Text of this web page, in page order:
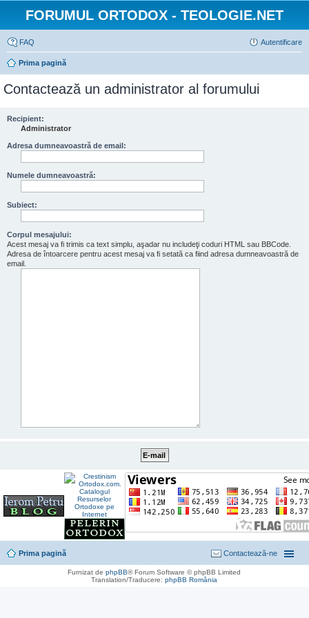
FORUMUL ORTODOX - TEOLOGIE.NET
FAQ Autentificare
Prima pagină
Contactează un administrator al forumului
Recipient:
Administrator
Adresa dumneavoastră de email:
Numele dumneavoastră:
Subiect:
Corpul mesajului:
Acest mesaj va fi trimis ca text simplu, aşadar nu includeţi coduri HTML sau BBCode.
Adresa de întoarcere pentru acest mesaj va fi setată ca fiind adresa dumneavoastră de
email.
Prima pagină Contactează-ne
Furnizat dephpBB® Forum Software © phpBB Limited
Translation/Traducere:phpBB România